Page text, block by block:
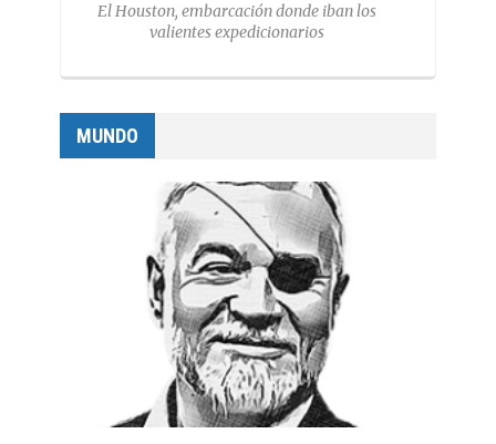
El Houston, embarcación donde iban los
valientes expedicionarios
MUNDO